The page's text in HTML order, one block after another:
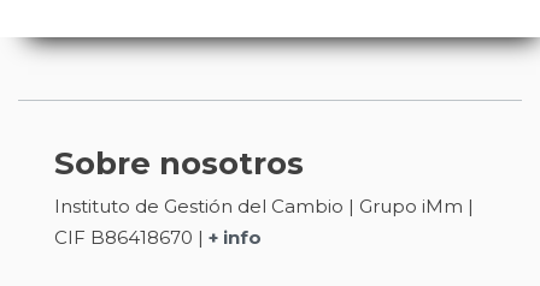
Sobre nosotros
Instituto de Gestión del Cambio | Grupo iMm |
CIF B86418670 | + info